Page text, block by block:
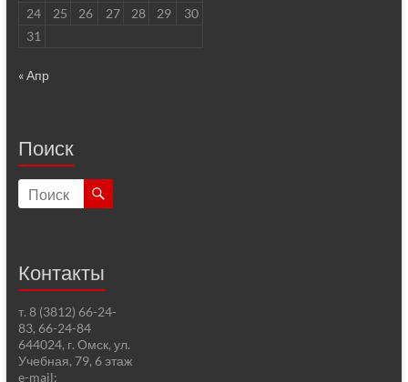
24
25 26 27 28 29
30
31
« Апр
Поиск
Контакты
т. 8 (3812) 66-24-
83, 66-24-84
644024, г. Омск, ул.
Учебная, 79, 6 этаж
e-mail: